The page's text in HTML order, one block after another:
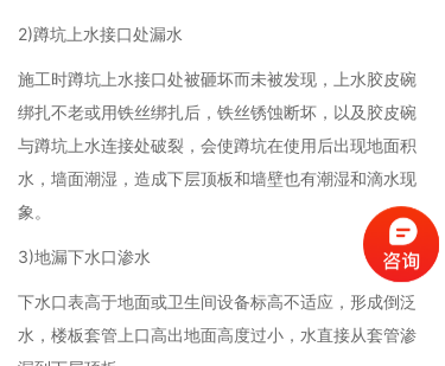
2)蹲坑上水接口处漏水
施工时蹲坑上水接口处被砸坏而未被发现，上水胶皮碗
绑扎不老或用铁丝绑扎后，铁丝锈蚀断坏，以及胶皮碗
与蹲坑上水连接处破裂，会使蹲坑在使用后出现地面积
水，墙面潮湿，造成下层顶板和墙壁也有潮湿和滴水现
象。
3)地漏下水口渗水
下水口表高于地面或卫生间设备标高不适应，形成倒泛
水，楼板套管上口高出地面高度过小，水直接从套管渗